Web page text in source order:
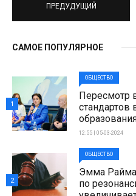
ПРЕДУДУЩИЙ
САМОЕ ПОПУЛЯРНОЕ
ОБЩЕСТВО
Пересмотр
стандартов
12:55 | 05-03-2024
1
ОБЩЕСТВО
Эмма
по
2